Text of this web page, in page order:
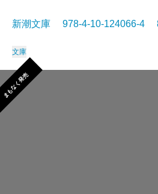
新潮文庫 978-4-10-124066-4
文庫
まもなく発売